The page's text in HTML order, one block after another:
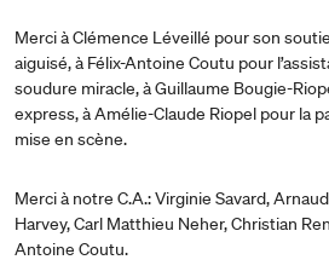
Merci à Clémence Léveillé pour son
aiguisé, à Félix-Antoine Coutu pour
soudure miracle, à Guillaume Bougie-
express, à Amélie-Claude Riopel pour la
mise en scène.
Merci à notre C.A.: Virginie Savard,
Harvey, Carl Matthieu Neher, Christian
Antoine Coutu.